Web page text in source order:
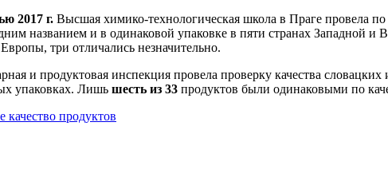
2017 г. Высшая химико-технологическая школа в Праге провела по
названием и в одинаковой упаковке в пяти странах Западной и
три отличались незначительно.
и продуктовая инспекция провела проверку качества
упаковках. Лишь шесть из 33 продуктов были одинаковыми по
качество продуктов